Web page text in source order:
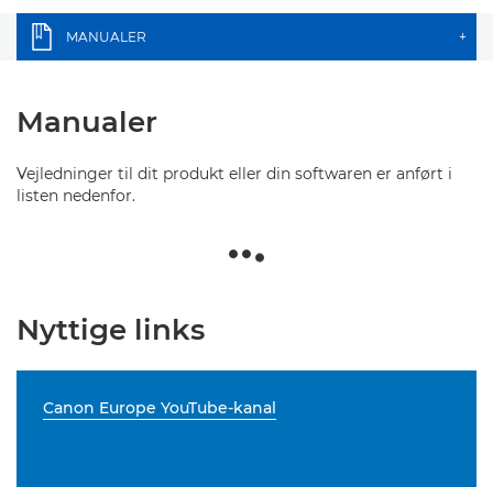
MANUALER +
Manualer
Vejledninger til dit produkt eller din softwaren er anført i
listen nedenfor.
Nyttige links
Canon Europe YouTube-kanal